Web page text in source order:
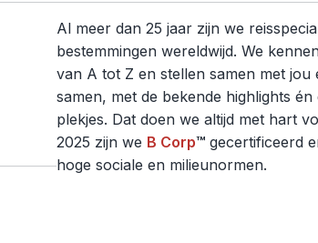
Al meer dan 25 jaar zijn we
bestemmingen wereldwijd. We
van A tot Z en stellen samen met jou
samen, met de bekende highlights
plekjes. Dat doen we altijd met hart
2025 zijn we B Corp™ gecertificeerd
hoge sociale en milieunormen.